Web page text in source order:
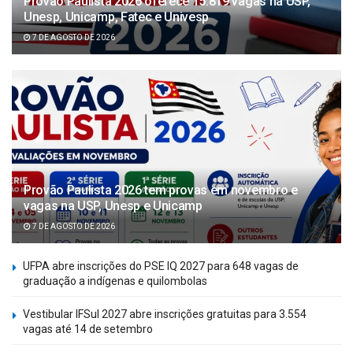
Unesp, Unicamp, Fatec e Univesp
7 DE AGOSTO DE 2026
Provão Paulista 2026 tem provas em novembro e
vagas na USP, Unesp e Unicamp
7 DE AGOSTO DE 2026
UFPA abre inscrições do PSE IQ 2027 para 648 vagas de
graduação a indígenas e quilombolas
Vestibular IFSul 2027 abre inscrições gratuitas para 3.554
vagas até 14 de setembro